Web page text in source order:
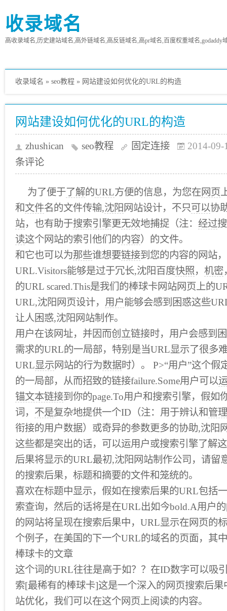
收录域名
高收录域名,历史建站域名,高外链域名,高反链域名,高pr域名,百度权重域名,godaddy
收录域名 » seo教程 » 网站建设如何优化的URL的构造
网站建设如何优化的URL的构造
zhushican seo教程 固定连接
2014-09-
条评论
为了便于了解的URL方便的信息，为您在网页
和文件名的文件传输,沈阳 网站设计，不只 可以协
站，也有助于搜索引擎更无效地捕捉（注： 经过搜
读这个网站的索引他们的内容）的文件。
和它也可以为那些谁想要链接到您的内容的网站
URL.Visitors能够是过于冗长,沈阳百度快照， 机密
的URL scared.This是我们的棒球卡网站网页上的
URL,沈阳网页设计， 用户能够会感到困惑这些
让人困惑,沈阳网站制作。
用户在该网址，并因而创立链接时，用户会感到
需求的URL的一局部，特别是当URL显示了很多
URL显示网站的行为数据时）。 P>“用户”这个
的一局部，从而招致的链接failure.Some用户可以
锚文本链接到你的page.To用户和搜索引擎，假如
词， 不是复杂地提供一个ID（注：用于辨认和管理
衔接的用户数据）或奇异的参数更多的协助,沈阳
这些都是突出的话，可以运用户或搜索引擎了解
后果将显示的URL最初,沈阳网站制作公司，请留
的搜索后果，标题和摘要的文件和笼统的。
喜欢在标题中显示，假如在搜索后果的URL包括
索查询，然后的话将是在URL出如今bold.A用户
的网站将呈现在搜索后果中，URL显示在网页的
个例子，在美国的下一个URL的域名的页面，其
棒球卡的文章
这个词的URL往往是高于如？？在ID数字可以吸
索[最稀有的棒球卡]这是一个深入的网页搜索后
站优化，我们可以在这个网页上阅读的内容。